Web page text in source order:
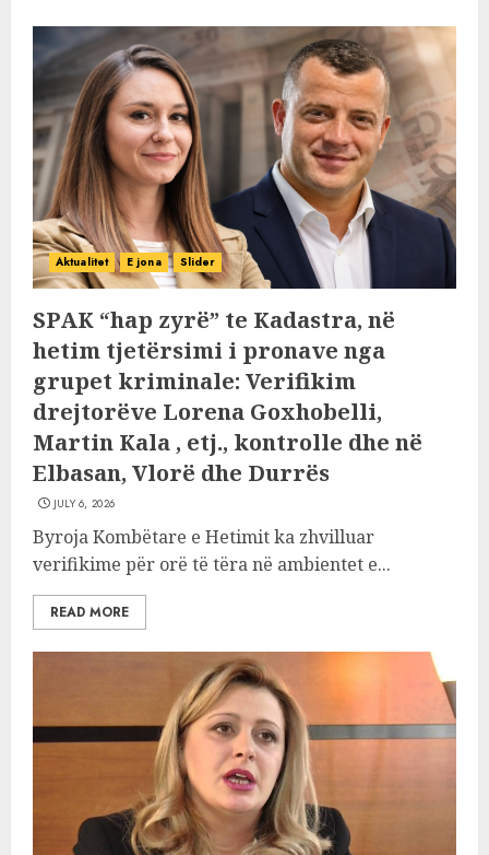
Aktualitet E jona Slider
SPAK “hap zyrë” te Kadastra, në
hetim tjetërsimi i pronave nga
grupet kriminale: Verifikim
drejtorëve Lorena Goxhobelli,
Martin Kala , etj., kontrolle dhe në
Elbasan, Vlorë dhe Durrës
JULY 6, 2026
Byroja Kombëtare e Hetimit ka zhvilluar
verifikime për orë të tëra në ambientet e...
READ MORE